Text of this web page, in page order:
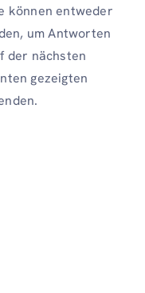
können entweder
um Antworten
der nächsten
gezeigten